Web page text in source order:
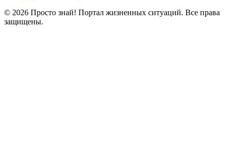
© 2026 Просто знай! Портал жизненных ситуаций. Все права
защищены.